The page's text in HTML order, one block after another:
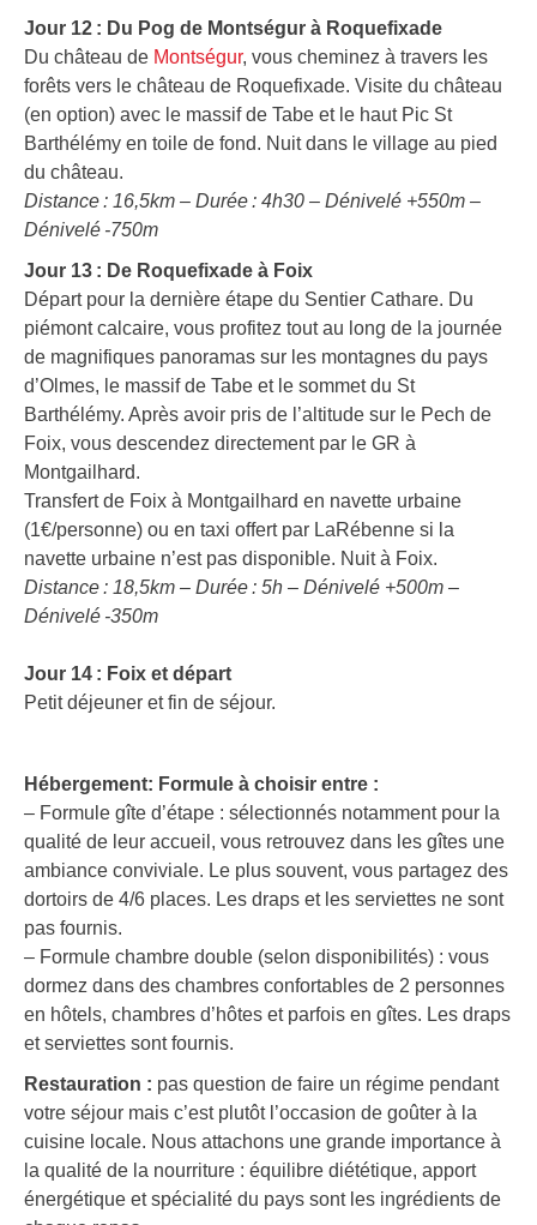
Jour 12 : Du Pog de Montségur à Roquefixade
Du château de Montségur, vous cheminez à travers les
forêts vers le château de Roquefixade. Visite du château
(en option) avec le massif de Tabe et le haut Pic St
Barthélémy en toile de fond. Nuit dans le village au pied
du château.
Distance : 16,5km – Durée : 4h30 – Dénivelé +550m –
Dénivelé -750m
Jour 13 : De Roquefixade à Foix
Départ pour la dernière étape du Sentier Cathare. Du
piémont calcaire, vous profitez tout au long de la journée
de magnifiques panoramas sur les montagnes du pays
d’Olmes, le massif de Tabe et le sommet du St
Barthélémy. Après avoir pris de l’altitude sur le Pech de
Foix, vous descendez directement par le GR à
Montgailhard.
Transfert de Foix à Montgailhard en navette urbaine
(1€/personne) ou en taxi offert par LaRébenne si la
navette urbaine n’est pas disponible. Nuit à Foix.
Distance : 18,5km – Durée : 5h – Dénivelé +500m –
Dénivelé -350m
Jour 14 : Foix et départ
Petit déjeuner et fin de séjour.
Hébergement: Formule à choisir entre :
– Formule gîte d’étape : sélectionnés notamment pour la
qualité de leur accueil, vous retrouvez dans les gîtes une
ambiance conviviale. Le plus souvent, vous partagez des
dortoirs de 4/6 places. Les draps et les serviettes ne sont
pas fournis.
– Formule chambre double (selon disponibilités) : vous
dormez dans des chambres confortables de 2 personnes
en hôtels, chambres d’hôtes et parfois en gîtes. Les draps
et serviettes sont fournis.
Restauration : pas question de faire un régime pendant
votre séjour mais c’est plutôt l’occasion de goûter à la
cuisine locale. Nous attachons une grande importance à
la qualité de la nourriture : équilibre diététique, apport
énergétique et spécialité du pays sont les ingrédients de